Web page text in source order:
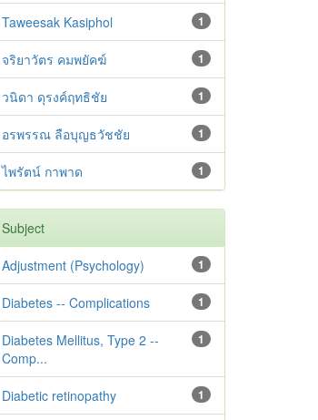
1
Taweesak Kasiphol
1
จริยาวัตร คมพยัคฆ์
1
วนิดา ดุรงค์ฤทธิชัย
1
อรพรรณ ลือบุญธวัชชัย
1
ไพรัตน์ กาพาด
Subject
1
Adjustment ‪(Psychology)
1
Diabetes -- Complications
1
Diabetes Mellitus, Type 2 --
Comp...
1
Diabetic retinopathy